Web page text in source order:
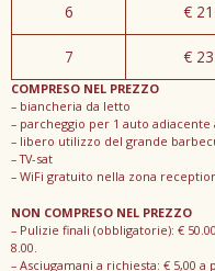
6 €
7 €
COMPRESO NEL PREZZO
– biancheria da letto
– parcheggio per 1 auto adiacente
– libero utilizzo del grande
– TV-sat
– WiFi gratuito nella zona
NON COMPRESO NEL PREZZO
– Pulizie finali (obbligatorie): €
8.00.
– Asciugamani a richiesta: € 5,00 a